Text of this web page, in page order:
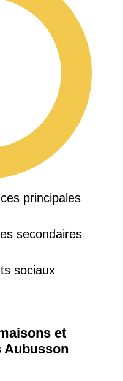
principales
secondaires
sociaux
et
Aubusson